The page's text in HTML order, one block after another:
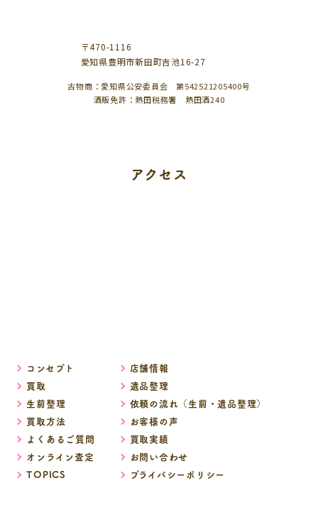
〒470-1116
愛知県豊明市新田町吉池16-27
古物商：愛知県公安委員会 第542521205400号
酒販免許：熱田税務署 熱田酒240
アクセス
コンセプト
店舗情報
買取
遺品整理
生前整理
依頼の流れ（生前・遺品整理）
買取方法
お客様の声
よくあるご質問
買取実績
オンライン査定
お問い合わせ
TOPICS
プライバシーポリシー